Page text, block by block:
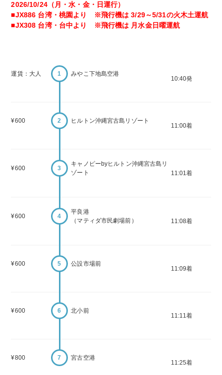
2026/10/24（月・水・金・日運行）
■JX886 台湾・桃園より ※飛行機は 3/29～5/31の火木土運航
■JX308 台湾・台中より ※飛行機は 月水金日曜運航
運賃：大人 1 みやこ下地島空港
10:40発
¥600 2 ヒルトン沖縄宮古島リゾート
11:00着
¥600 3
キャノピーbyヒルトン沖縄宮古島リ
ゾート
11:01着
¥600 4
平良港
（マティダ市民劇場前）
11:08着
¥600 5 公設市場前
11:09着
¥600 6 北小前
11:11着
¥800 7 宮古空港
11:25着